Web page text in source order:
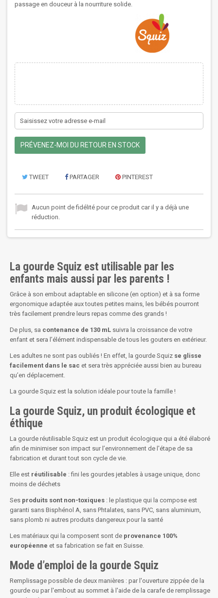
passage en douceur à la nourriture solide.
PRÉVENEZ-MOI DU RETOUR EN STOCK
TWEET PARTAGER PINTEREST
Aucun point de fidélité pour ce produit car il y a déjà une
réduction.
La gourde Squiz est utilisable par les
enfants mais aussi par les parents !
Grâce à son embout adaptable en silicone (en option) et à sa forme
ergonomique adaptée aux toutes petites mains, les bébés pourront
très facilement prendre leurs repas comme des grands !
De plus, sa contenance de 130 mL suivra la croissance de votre
enfant et sera l’élément indispensable de tous les gouters en extérieur.
Les adultes ne sont pas oubliés ! En effet, la gourde Squiz se glisse
facilement dans le sac et sera très appréciée aussi bien au bureau
qu’en déplacement.
La gourde Squiz est la solution idéale pour toute la famille !
La gourde Squiz, un produit écologique et
éthique
La gourde réutilisable Squiz est un produit écologique qui a été élaboré
afin de minimiser son impact sur l’environnement de l'étape de sa
fabrication et durant tout son cycle de vie.
Elle est réutilisable : fini les gourdes jetables à usage unique, donc
moins de déchets
Ses produits sont non-toxiques : le plastique qui la compose est
garanti sans Bisphénol A, sans Phtalates, sans PVC, sans aluminium,
sans plomb ni autres produits dangereux pour la santé
Les matériaux qui la composent sont de provenance 100%
européenne et sa fabrication se fait en Suisse.
Mode d’emploi de la gourde Squiz
Remplissage possible de deux manières : par l'ouverture zippée de la
gourde ou par l'embout au sommet à l'aide de la carafe de remplissage